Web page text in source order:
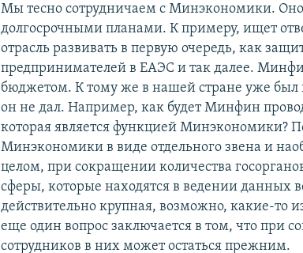
Мы тесно сотрудничаем с Минэкономики.
долгосрочными планами. К примеру, ищет
отрасль развивать в первую очередь, как
предпринимателей в ЕАЭС и так далее.
бюджетом. К тому же в нашей стране уже
он не дал. Например, как будет Минфин
которая является функцией Минэкономики?
Минэкономики в виде отдельного звена и
целом, при сокращении количества
сферы, которые находятся в ведении данных
действительно крупная, возможно, какие-то
еще один вопрос заключается в том, что при
сотрудников в них может остаться прежним.